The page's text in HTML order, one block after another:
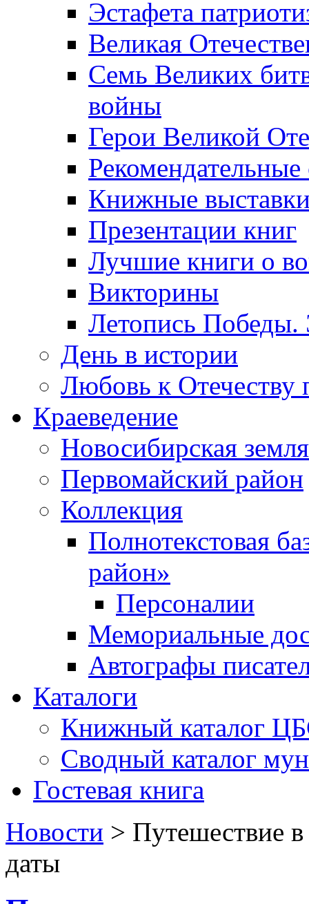
Эcтафета
Великая
Семь Великих
войны
Герои Великой
Рекомендательные
Книжные
Презентации книг
Лучшие книги о
Викторины
Летопись Победы.
День в истории
Любовь к Отечеству
Краеведение
Новосибирская земля
Первомайский район
Коллекция
Полнотекстовая
район»
Персоналии
Мемориальные
Автографы
Каталоги
Книжный каталог
Сводный каталог
Гостевая книга
Новости > Путешествие
даты